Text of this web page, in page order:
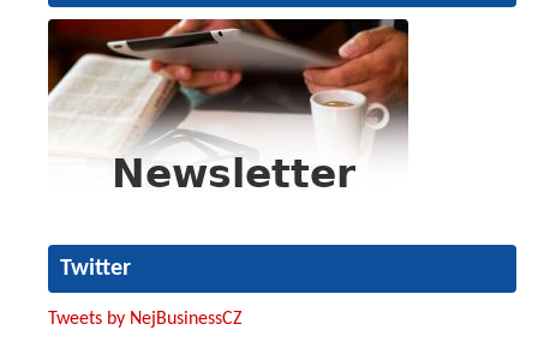
Twitter
Tweets by NejBusinessCZ